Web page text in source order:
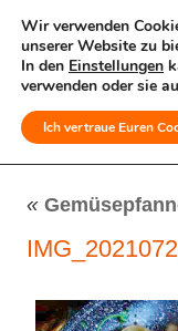
MENÜ
«
Wir verwenden
unserer Website zu
In den Einstellungen
verwenden oder sie
Ich vertraue Euren